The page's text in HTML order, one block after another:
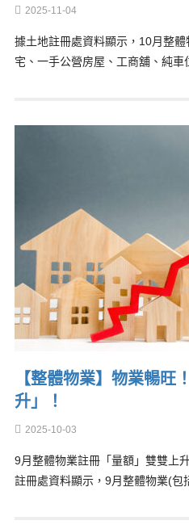
2025-11-04
據土地註冊處資料顯示，10月整
宅、一手公營房屋、工商舖、純
【整體物業】物業暢旺
升」！
2025-10-03
9月整體物業註冊「量額」雙雙上
註冊處資料顯示，9月整體物業(